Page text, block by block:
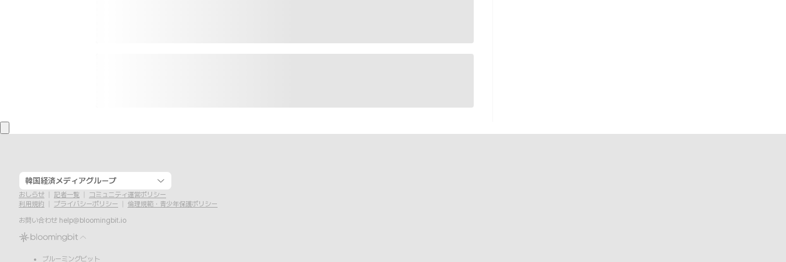
韓国経済メディアグループ
おしらせ 記者一覧
コミュニティ運営ポリシー
利用規約
プライバシーポリシー
倫理規範・青少年保護ポリシー
お問い合わせ help@bloomingbit.io
ブルーミングビット